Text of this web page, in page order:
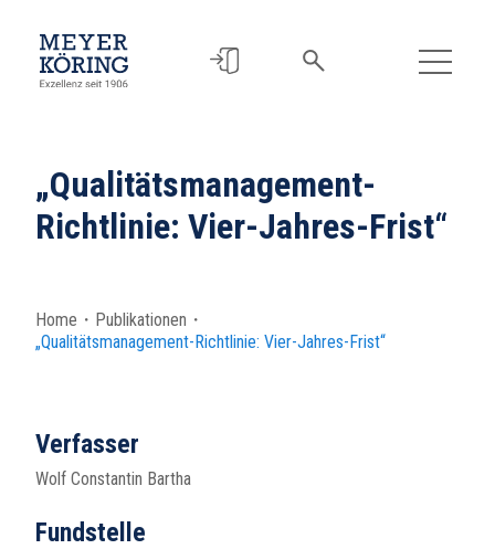
„Qualitätsmanagement-
Richtlinie: Vier-Jahres-Frist“
Home ・ Publikationen ・
„Qualitätsmanagement-Richtlinie: Vier-Jahres-Frist“
Verfasser
Wolf Constantin Bartha
Fundstelle